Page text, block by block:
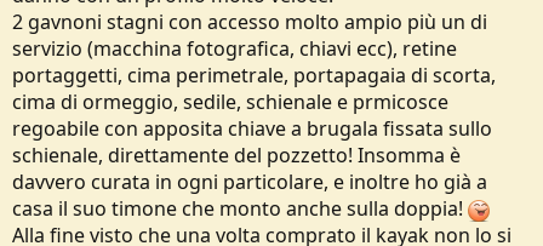
2 gavnoni stagni con accesso molto ampio più un di
servizio (macchina fotografica, chiavi ecc), retine
portaggetti, cima perimetrale, portapagaia di scorta,
cima di ormeggio, sedile, schienale e prmicosce
regoabile con apposita chiave a brugala fissata sullo
schienale, direttamente del pozzetto! Insomma è
davvero curata in ogni particolare, e inoltre ho già a
casa il suo timone che monto anche sulla doppia!
Alla fine visto che una volta comprato il kayak non lo si